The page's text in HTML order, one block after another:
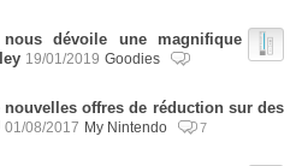
dévoile une magnifique
19/01/2019 Goodies
nouvelles offres de réduction sur des
01/08/2017 My Nintendo 7